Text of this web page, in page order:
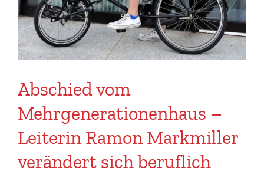
Abschied vom
Mehrgenerationenhaus –
Leiterin Ramon Markmiller
verändert sich beruflich